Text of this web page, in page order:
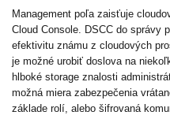
Management poľa zaisťuje
Cloud Console. DSCC do správy
efektivitu známu z cloudových
je možné urobiť doslova na
hlboké storage znalosti
možná miera zabezpečenia
základe rolí, alebo šifrovaná